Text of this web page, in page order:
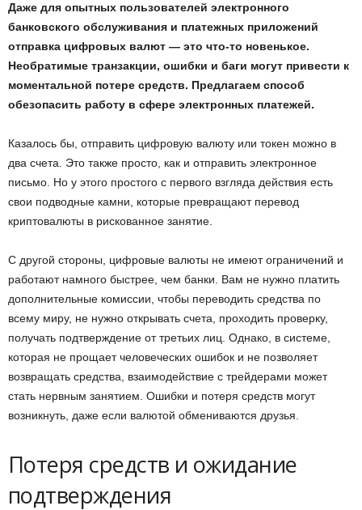
Даже для опытных пользователей электронного
банковского обслуживания и платежных приложений
отправка цифровых валют — это что-то новенькое.
Необратимые транзакции, ошибки и баги могут привести к
моментальной потере средств. Предлагаем способ
обезопасить работу в сфере электронных платежей.
Казалось бы, отправить цифровую валюту или токен можно в
два счета. Это также просто, как и отправить электронное
письмо. Но у этого простого с первого взгляда действия есть
свои подводные камни, которые превращают перевод
криптовалюты в рискованное занятие.
С другой стороны, цифровые валюты не имеют ограничений и
работают намного быстрее, чем банки. Вам не нужно платить
дополнительные комиссии, чтобы переводить средства по
всему миру, не нужно открывать счета, проходить проверку,
получать подтверждение от третьих лиц. Однако, в системе,
которая не прощает человеческих ошибок и не позволяет
возвращать средства, взаимодействие с трейдерами может
стать нервным занятием. Ошибки и потеря средств могут
возникнуть, даже если валютой обмениваются друзья.
Потеря средств и ожидание
подтверждения